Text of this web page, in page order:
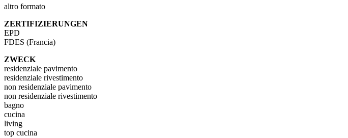
altro formato
ZERTIFIZIERUNGEN
EPD
FDES (Francia)
ZWECK
residenziale pavimento
residenziale rivestimento
non residenziale pavimento
non residenziale rivestimento
bagno
cucina
living
top cucina